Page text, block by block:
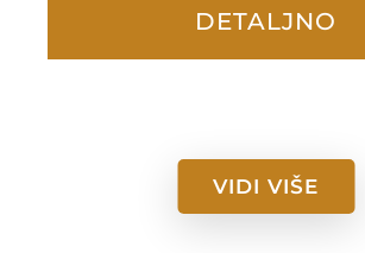
DETALJNO
VIDI VIŠE